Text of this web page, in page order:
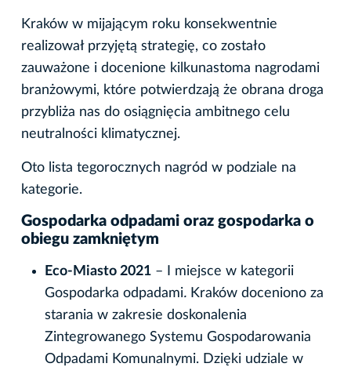
Kraków w mijającym roku konsekwentnie
realizował przyjętą strategię, co zostało
zauważone i docenione kilkunastoma nagrodami
branżowymi, które potwierdzają że obrana droga
przybliża nas do osiągnięcia ambitnego celu
neutralności klimatycznej.
Oto lista tegorocznych nagród w podziale na
kategorie.
Gospodarka odpadami oraz gospodarka o
obiegu zamkniętym
Eco-Miasto 2021 – I miejsce w kategorii
Gospodarka odpadami. Kraków doceniono za
starania w zakresie doskonalenia
Zintegrowanego Systemu Gospodarowania
Odpadami Komunalnymi. Dzięki udziale w